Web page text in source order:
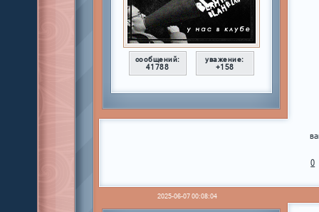
сообщений:
41788
уважение:
+158
0
2025-06-07 00:08:04